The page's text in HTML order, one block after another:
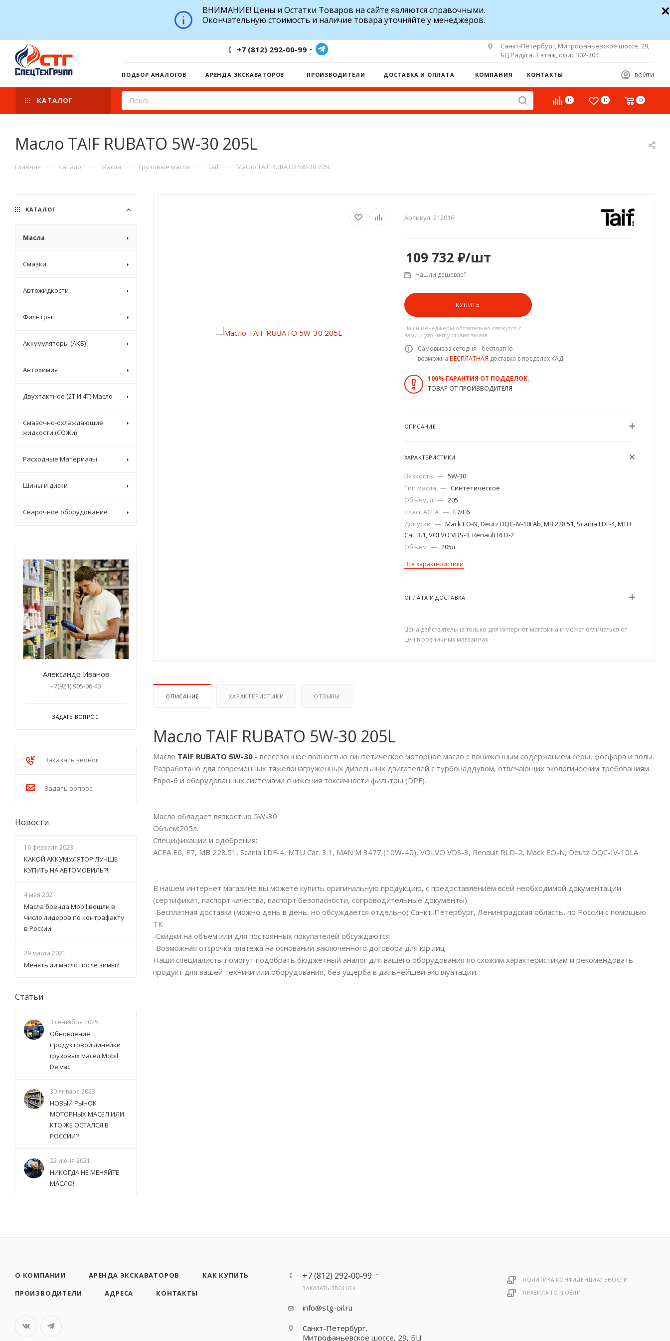
ВНИМАНИЕ! Цены и Остатки Товаров на сайте являются справочными.
Окончательную стоимость и наличие товара уточняйте у менеджеров.
+7 (812) 292-00-99
Санкт-Петербург, Митрофаньевское шоссе, 29,
БЦ Радуга, 3 этаж, офис 302-304
ВОЙТИ
ПОДБОР АНАЛОГОВ АРЕНДА ЭКСКАВАТОРОВ ПРОИЗВОДИТЕЛИ ДОСТАВКА И ОПЛАТА КОМПАНИЯ КОНТАКТЫ
0 0 0
КАТАЛОГ
Масло TAIF RUBATO 5W-30 205L
Главная — Каталог — Масла — Грузовые масла — Taif — Масло TAIF RUBATO 5W-30 205L
Артикул: 212016
109 732 ₽/шт
Нашли дешевле?
КУПИТЬ
Наши менеджеры обязательно свяжутся с
вами и уточнят условия заказа
Самовывоз сегодня - бесплатно
возможна БЕСПЛАТНАЯ доставка в пределах КАД
100% ГАРАНТИЯ ОТ ПОДДЕЛОК.
ТОВАР ОТ ПРОИЗВОДИТЕЛЯ
ОПИСАНИЕ
ХАРАКТЕРИСТИКИ
Вязкость — 5W-30
Тип масла — Синтетическое
Объем, л — 205
Класс ACEA — E7/E6
Допуски — Mack EO-N, Deutz DQC-IV-10LAb, MB 228.51, Scania LDF-4, MTU
Cat. 3.1, VOLVO VDS-3, Renault RLD-2
Объем — 205л
Все характеристики
ОПЛАТА И ДОСТАВКА
Цена действительна только для интернет-магазина и может отличаться от
цен в розничных магазинах
ОПИСАНИЕ ХАРАКТЕРИСТИКИ ОТЗЫВЫ
Масло TAIF RUBATO 5W-30 205L
Масло TAIF RUBATO 5W-30 - всесезонное полностью синтетическое моторное масло с пониженным содержанием серы, фосфора и золы.
Разработано для современных тяжелонагруженных дизельных двигателей с турбонаддувом, отвечающих экологическим требованиям
Евро-6 и оборудованных системами снижения токсичности фильтры (DPF).
Масло обладает вязкостью 5W-30.
Объем:205л.
Спецификации и одобрения:
ACEA E6, E7, MB 228.51, Scania LDF-4, MTU Cat. 3.1, MAN M 3477 (10W-40), VOLVO VDS-3, Renault RLD-2, Mack EO-N, Deutz DQC-IV-10LA
В нашем интернет магазине вы можете купить оригинальную продукцию, с предоставлением всей необходимой документации
(сертификат, паспорт качества, паспорт безопасности, сопроводительные документы).
-Бесплатная доставка (можно день в день, но обсуждается отдельно) Санкт-Петербург, Ленинградская область, по России с помощью
ТК
-Скидки на объем или для постоянных покупателей обсуждаются
-Возможная отсрочка платежа на основании заключенного договора для юр.лиц
Наши специалисты помогут подобрать бюджетный аналог для вашего оборудования по схожим характеристикам и рекомендовать
продукт для вашей техники или оборудования, без ущерба в дальнейшей эксплуатации.
КАТАЛОГ
Масла
Смазки
Автожидкости
Фильтры
Аккумуляторы (АКБ)
Автохимия
Двухтактное (2T И 4T) Масло
Смазочно-охлаждающие
жидкости (СОЖи)
Расходные Материалы
Шины и диски
Сварочное оборудование
Александр Иванов
+7(921) 905-06-43
ЗАДАТЬ ВОПРОС
Заказать звонок
Задать вопрос
Новости
16 февраля 2023
КАКОЙ АККУМУЛЯТОР ЛУЧШЕ
КУПИТЬ НА АВТОМОБИЛЬ?!
4 мая 2021
Масла бренда Mobil вошли в
число лидеров по контрафакту
в России
29 марта 2021
Менять ли масло после зимы?
Статьи
3 сентября 2025
Обновление
продуктовой линейки
грузовых масел Mobil
Delvac
30 января 2023
НОВЫЙ РЫНОК
МОТОРНЫХ МАСЕЛ ИЛИ
КТО ЖЕ ОСТАЛСЯ В
РОССИИ?
22 июня 2021
НИКОГДА НЕ МЕНЯЙТЕ
МАСЛО!
О КОМПАНИИ АРЕНДА ЭКСКАВАТОРОВ
КАК КУПИТЬ
ПРОИЗВОДИТЕЛИ
АДРЕСА КОНТАКТЫ
+7 (812) 292-00-99
ЗАКАЗАТЬ ЗВОНОК
info@stg-oil.ru
Санкт-Петербург,
Митрофаньевское шоссе, 29, БЦ
ПОЛИТИКА КОНФИДЕНЦИАЛЬНОСТИ
ПРАВИЛА ТОРГОВЛИ